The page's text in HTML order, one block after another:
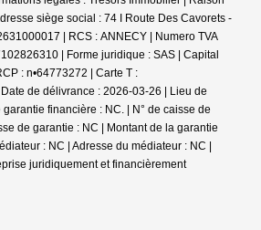
siège social : 74 I Route Des Cavorets -
| RCS : ANNECY | Numero TVA
| Forme juridique : SAS | Capital
: n•64773272 | Carte T :
de délivrance : 2026-03-26 | Lieu de
financière : NC. | N° de caisse de
de garantie : NC | Montant de la garantie
: NC | Adresse du médiateur : NC |
juridiquement et financièrement